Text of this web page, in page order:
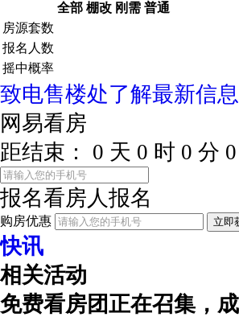
全部 棚改 刚需 普通
房源套数
报名人数
摇中概率
致电售楼处了解最新信息
网易看房
距结束：
0 天 0 时 0 分 0
报名看房人报名
购房优惠 立即
快讯
相关活动
免费看房团正在召集，